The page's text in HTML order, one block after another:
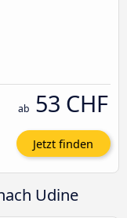
ab 53 CHF
Jetzt finden
Udine